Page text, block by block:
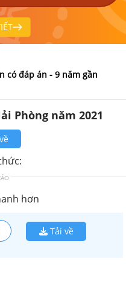
có đáp án - 9 năm gần
Phòng năm 2021
hơn
Tải về